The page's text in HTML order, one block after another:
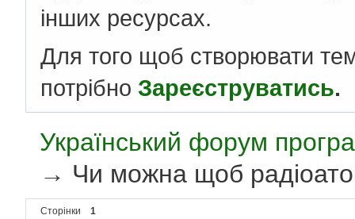
інших ресурсах.
Для того щоб створювати
потрібно Зареєструватись.
Український форум
→ Чи можна щоб
Сторінки 1